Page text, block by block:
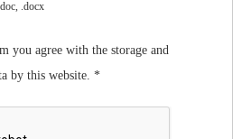
.docx
you agree with the storage and
by this website. *